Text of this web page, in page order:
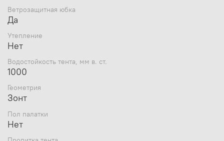
Бренд
Страна бренда
Цвет
Страна производитель
Сезонность
Вид спорта/направления
Количество мест
Ветрозащитная юбка
Ветрозащитная юбка
Да
Утепление
Нет
Водостойкость тента, мм в. ст.
1000
Геометрия
Зонт
Пол палатки
Нет